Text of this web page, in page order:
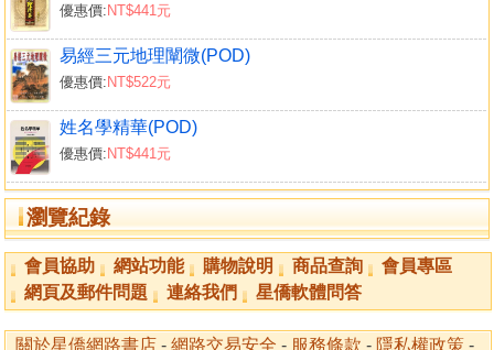
優惠價: NT$441元
易經三元地理闡微(POD)
優惠價: NT$522元
姓名學精華(POD)
優惠價: NT$441元
瀏覽紀錄
會員協助 網站功能 購物說明 商品查詢
會員專區
網頁及郵件問題
連絡我們 星僑軟體問答
關於星僑網路書店 - 網路交易安全 - 服務條款 - 隱私權政策 -